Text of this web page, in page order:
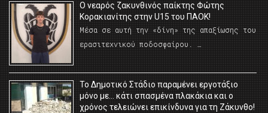
O νεαρός ζακυνθινός παίκτης Φώτης
Κορακιανίτης στην U15 του ΠΑΟΚ!
Μέσα σε αυτή την «δίνη» της απαξίωσης του
ερασιτεχνικού ποδοσφαίρου. …
Το Δημοτικό Στάδιο παραμένει εργοτάξιο
μόνο με… κάτι σπασμένα πλακάκια και ο
χρόνος τελειώνει επικίνδυνα για τη Ζάκυνθο!